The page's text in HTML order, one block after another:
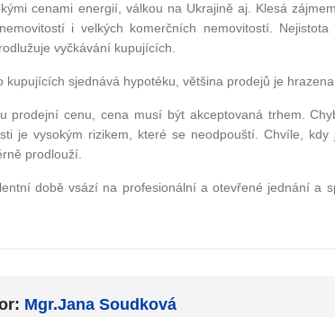
cenami energií, válkou na Ukrajině aj. Klesá
i velkých komerčních nemovitostí.
vyčkávání kupujících.
kupujících sjednává hypotéku, většina prodejů je hrazena
prodejní cenu, cena musí být akceptovaná trhem.
je vysokým rizikem, které se neodpouští. Chvíle,
prodlouží.
době vsází na profesionální a otevřené jednání a
Mgr.Jana Soudková